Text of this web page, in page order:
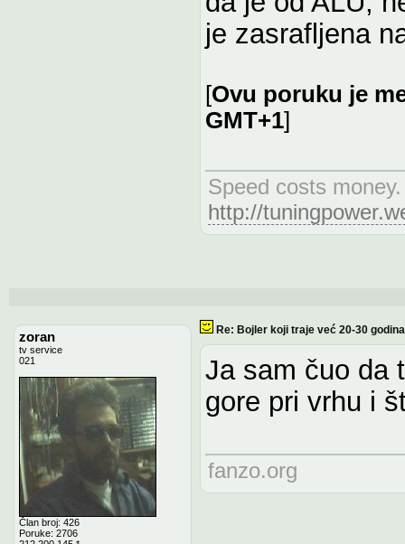
je zasrafljena
[Ovu poruku je
GMT+1]
Speed costs
http://
zoran
tv service
021
Član broj: 426
Poruke: 2706
Re: Bojler koji traje već 20-30
Ja sam čuo da
gore pri vrhu i
fanzo.org